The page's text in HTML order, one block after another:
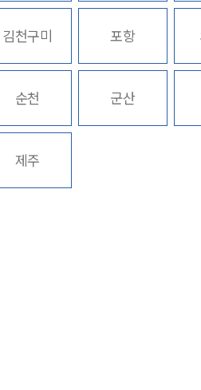
김천구미 포항
순천 군산
제주